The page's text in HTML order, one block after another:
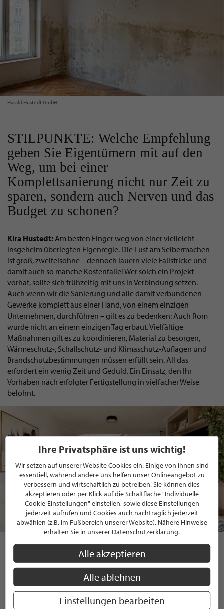
Harald Hustedt GmbH
STILPUNKTE: Welche Empfehlung
geben Sie Eigentümern mit auf den
Weg, um bei einer
Komplettsanierung nicht nur Zeit zu
sparen, sondern auch Nerven und das
Budget zu schonen?
Kira Hustedt: Am besten Finger weg von einer vielleicht
insgeheim überlegten Eigenregie. Die Lust am Selbermachen
ist groß, zweifelsohne – dennoch lauern viele Fallstricke und
damit auch so manche Kostenfalle! Wer solch ein Projekt
vorhat, sollte sich frühzeitig mit uns in Verbindung setzen.
Auch wenn wir die Sanierung und alle damit verbundenen
Gewerke komplett aus einer Hand, von einem einzigen
Unternehmen, durchführen – gilt es zu bedenken: Auch Rom
wurde nicht an einem einzigen Tag erbaut. Vielfältige
Maßnahmen gilt es zu koordinieren, Material zu besorgen,
Wärmeschutz-, Schallschutz- und Klimaschutz-Auflagen und
Brandschutzbestimmungen müssen erfüllt sein. All das
erfordert ein wenig Zeit und Geduld. Ein Einsatz, den Ihr
Vorhaben nach erfolgter Fertigstellung in vielfacher Weise
belohnt.
Professionalität, höchste Qualität und dazu haben Sie eine
Garantie und Gewährleistungsansprüche bei der Arbeit
durch die Harald Hustedt GmbH.
von Andrea Hilscher
Ihre Privatsphäre ist uns wichtig!
Wir setzen auf unserer Website Cookies ein. Einige von ihnen sind
essentiell, während andere uns helfen unser Onlineangebot zu
verbessern und wirtschaftlich zu betreiben. Sie können dies
akzeptieren oder per Klick auf die Schaltfläche "Individuelle
Cookie-Einstellungen" einstellen, sowie diese Einstellungen
jederzeit aufrufen und Cookies auch nachträglich jederzeit
abwählen (z.B. im Fußbereich unserer Website). Nähere Hinweise
erhalten Sie in unserer Datenschutzerklärung.
Alle akzeptieren
Alle ablehnen
Einstellungen bearbeiten